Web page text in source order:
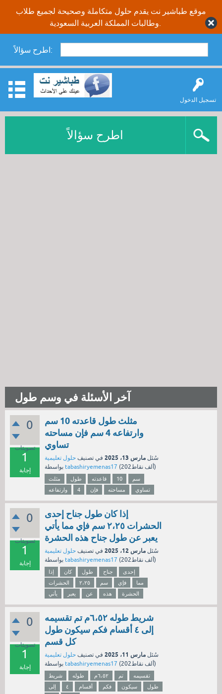
موقع طباشير نت يقدم حلول متكاملة وصحيحة لجميع طلاب
اطرح سؤالاً:
تسجيل الدخول
اطرح سؤالاً
آخر الأسئلة في وسم طول
0
تصويتات
1
إجابة
مثلث طول قاعدته 10 سم
وارتفاعه 4 سم فإن مساحته
تساوي
سُئل مارس 13، 2025 في تصنيف حلول تعليمية
tabashiryemenas17 ( 202ألف نقاط)
مثلث طول قاعدته 10
سم
وارتفاعه
4 فإن مساحته تساوي
0
تصويتات
1
إجابة
إذا كان طول جناح إحدى
الحشرات ٢،٢٥ سم فإي مما يأتي
يعبر عن طول جناح هذه الحشرة
سُئل مارس 12، 2025 في تصنيف حلول تعليمية
tabashiryemenas17 ( 202ألف نقاط)
إذا كان طول جناح
إحدى
الحشرات
٢،٢٥ سم فإي
مما
يأتي
يعبر عن هذه الحشرة
0
تصويتات
1
إجابة
شريط طوله ٦،٥٢م تم تقسيمه
إلى ٤ أقسام فكم سيكون طول
كل قسم
سُئل مارس 11، 2025 في تصنيف حلول تعليمية
tabashiryemenas17 ( 202ألف نقاط)
شريط طوله ٦،٥٢م تم
تقسيمه
إلى
٤ أقسام فكم سيكون
طول